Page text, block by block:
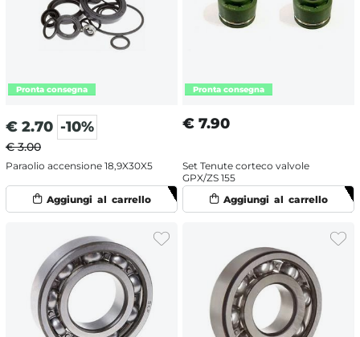
€ 2.70 -10%
€ 3.00
Paraolio accensione 18,9X30X5
€ 7.90
Set Tenute corteco valvole
GPX/ZS 155